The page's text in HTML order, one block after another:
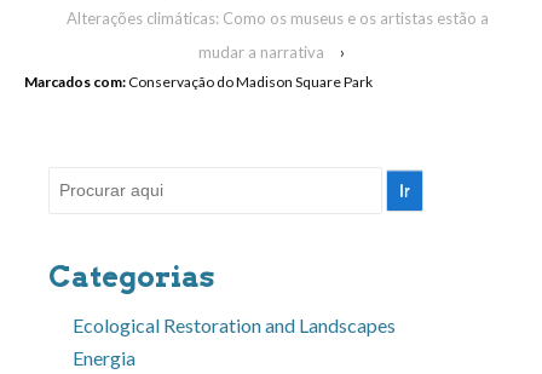
Alterações climáticas: Como os museus e os artistas estão a
mudar a narrativa
›
Marcados com:Conservação do Madison Square Park
Pesquisar
Categorias
Ecological Restoration and Landscapes
Energia